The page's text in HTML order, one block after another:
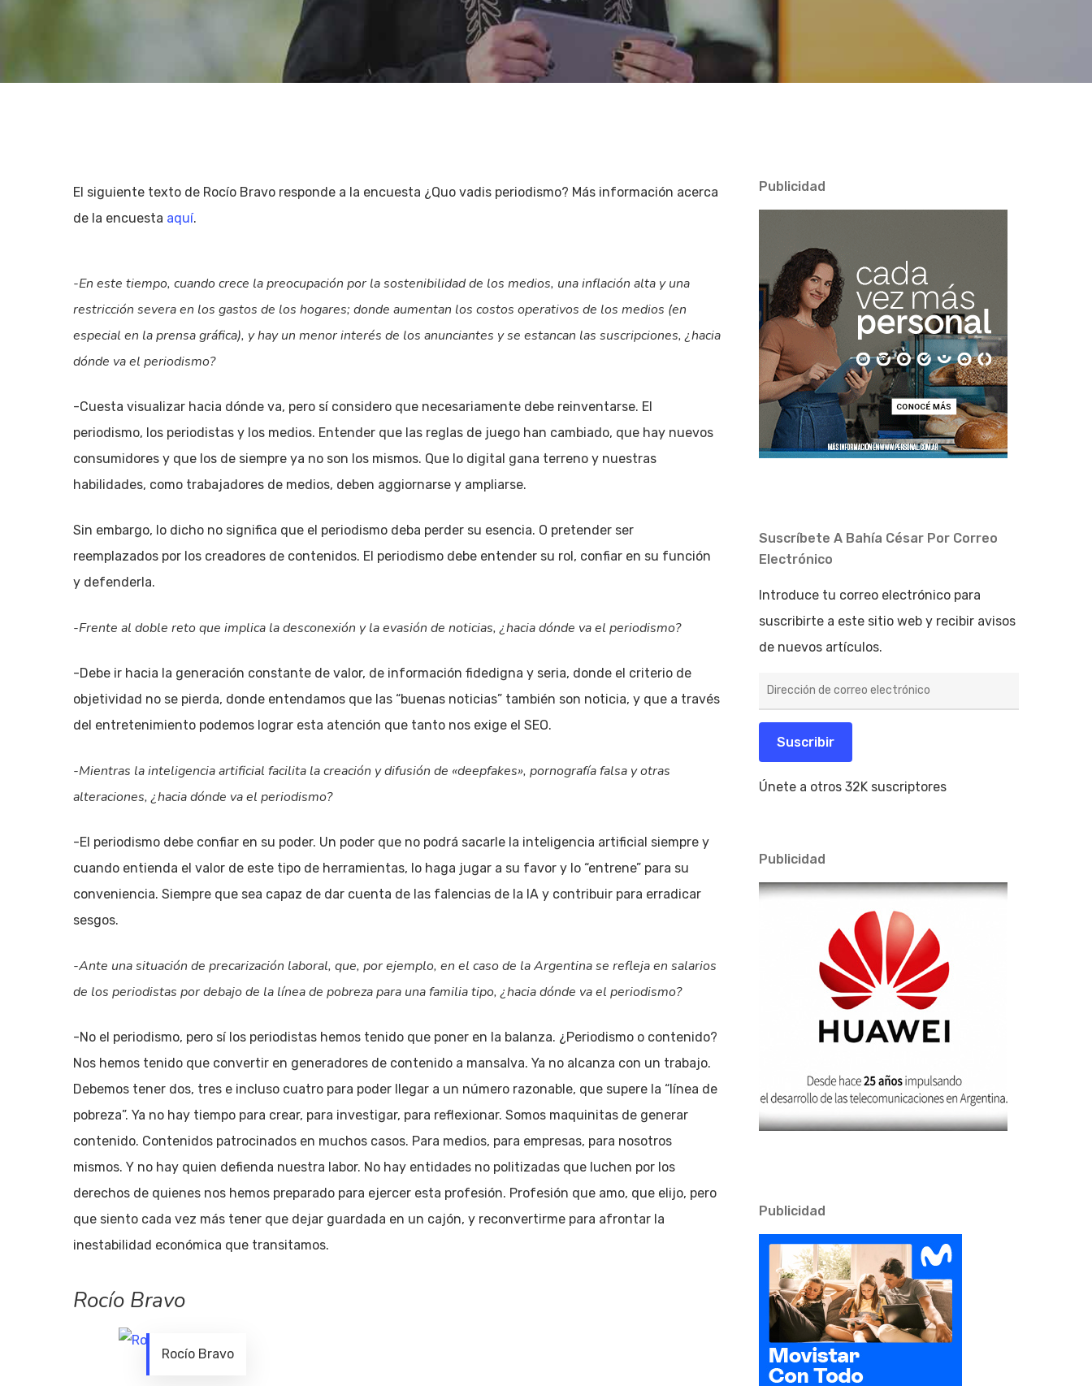
El siguiente texto de Rocío Bravo responde a la encuesta ¿Quo vadis periodismo? Más información acerca
de la encuesta aquí.
-En este tiempo, cuando crece la preocupación por la sostenibilidad de los medios, una inflación alta y una
restricción severa en los gastos de los hogares; donde aumentan los costos operativos de los medios (en
especial en la prensa gráfica), y hay un menor interés de los anunciantes y se estancan las suscripciones, ¿hacia
dónde va el periodismo?
-Cuesta visualizar hacia dónde va, pero sí considero que necesariamente debe reinventarse. El
periodismo, los periodistas y los medios. Entender que las reglas de juego han cambiado, que hay nuevos
consumidores y que los de siempre ya no son los mismos. Que lo digital gana terreno y nuestras
habilidades, como trabajadores de medios, deben aggiornarse y ampliarse.
Sin embargo, lo dicho no significa que el periodismo deba perder su esencia. O pretender ser
reemplazados por los creadores de contenidos. El periodismo debe entender su rol, confiar en su función
y defenderla.
-Frente al doble reto que implica la desconexión y la evasión de noticias, ¿hacia dónde va el periodismo?
-Debe ir hacia la generación constante de valor, de información fidedigna y seria, donde el criterio de
objetividad no se pierda, donde entendamos que las “buenas noticias” también son noticia, y que a través
del entretenimiento podemos lograr esta atención que tanto nos exige el SEO.
-Mientras la inteligencia artificial facilita la creación y difusión de «deepfakes», pornografía falsa y otras
alteraciones, ¿hacia dónde va el periodismo?
-El periodismo debe confiar en su poder. Un poder que no podrá sacarle la inteligencia artificial siempre y
cuando entienda el valor de este tipo de herramientas, lo haga jugar a su favor y lo “entrene” para su
conveniencia. Siempre que sea capaz de dar cuenta de las falencias de la IA y contribuir para erradicar
sesgos.
-Ante una situación de precarización laboral, que, por ejemplo, en el caso de la Argentina se refleja en salarios
de los periodistas por debajo de la línea de pobreza para una familia tipo, ¿hacia dónde va el periodismo?
-No el periodismo, pero sí los periodistas hemos tenido que poner en la balanza. ¿Periodismo o contenido?
Nos hemos tenido que convertir en generadores de contenido a mansalva. Ya no alcanza con un trabajo.
Debemos tener dos, tres e incluso cuatro para poder llegar a un número razonable, que supere la “línea de
pobreza”. Ya no hay tiempo para crear, para investigar, para reflexionar. Somos maquinitas de generar
contenido. Contenidos patrocinados en muchos casos. Para medios, para empresas, para nosotros
mismos. Y no hay quien defienda nuestra labor. No hay entidades no politizadas que luchen por los
derechos de quienes nos hemos preparado para ejercer esta profesión. Profesión que amo, que elijo, pero
que siento cada vez más tener que dejar guardada en un cajón, y reconvertirme para afrontar la
inestabilidad económica que transitamos.
Rocío Bravo
Rocío Bravo
Publicidad
Suscríbete A Bahía César Por Correo
Electrónico
Introduce tu correo electrónico para
suscribirte a este sitio web y recibir avisos
de nuevos artículos.
de
electrónico
Suscribir
Únete a otros 32K suscriptores
Publicidad
Publicidad